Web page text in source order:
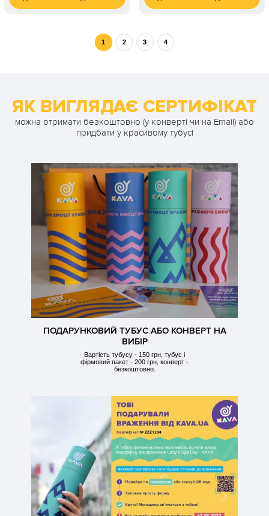
грн
грн
10 000
грн
1 2 3 4
ЯК ВИГЛЯДАЄ СЕРТИФІКАТ
можна отримати безкоштовно (у конверті чи на Email) або
придбати у красивому тубусі
ПОДАРУНКОВИЙ ТУБУС АБО КОНВЕРТ НА
ВИБІР
Вартість тубусу - 150 грн, тубус і
фірмовий пакет - 200 грн, конверт -
безкоштовно.